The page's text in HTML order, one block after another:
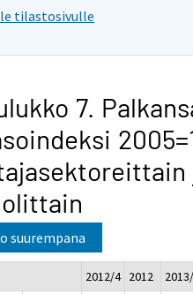
tilastosivulle
7.
suurempana
2012/4 2012